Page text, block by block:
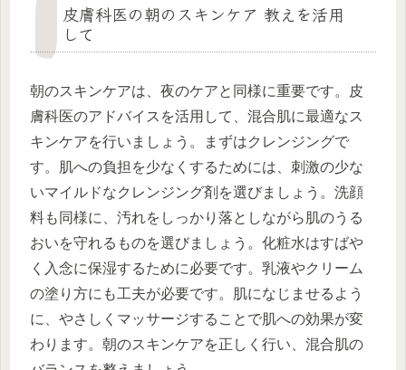
皮膚科医の朝のスキンケア 教えを活用
して
朝のスキンケアは、夜のケアと同様に重要です。皮
膚科医のアドバイスを活用して、混合肌に最適なス
キンケアを行いましょう。まずはクレンジングで
す。肌への負担を少なくするためには、刺激の少な
いマイルドなクレンジング剤を選びましょう。洗顔
料も同様に、汚れをしっかり落としながら肌のうる
おいを守れるものを選びましょう。化粧水はすばや
く入念に保湿するために必要です。乳液やクリーム
の塗り方にも工夫が必要です。肌になじませるよう
に、やさしくマッサージすることで肌への効果が変
わります。朝のスキンケアを正しく行い、混合肌の